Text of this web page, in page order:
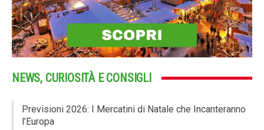
NEWS, CURIOSITÀ E CONSIGLI
Previsioni 2026: I Mercatini di Natale che Incanteranno
l’Europa